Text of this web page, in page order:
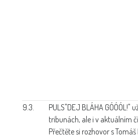
9.3. PULS"DEJ BLÁHA GÓÓÓL!"
tribunách, ale i v aktuálním
Přečtěte si rozhovor s